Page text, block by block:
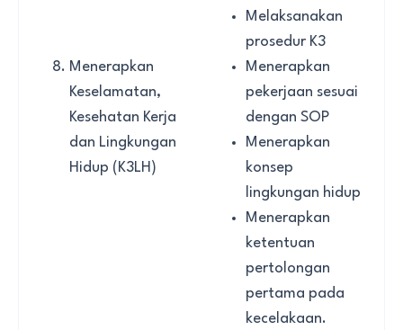
Menerapkan
Keselamatan,
Kesehatan Kerja
dan Lingkungan
Hidup (K3LH)
Melaksanakan
prosedur K3
Menerapkan
pekerjaan sesuai
dengan SOP
Menerapkan
konsep
lingkungan hidup
Menerapkan
ketentuan
pertolongan
pertama pada
kecelakaan.